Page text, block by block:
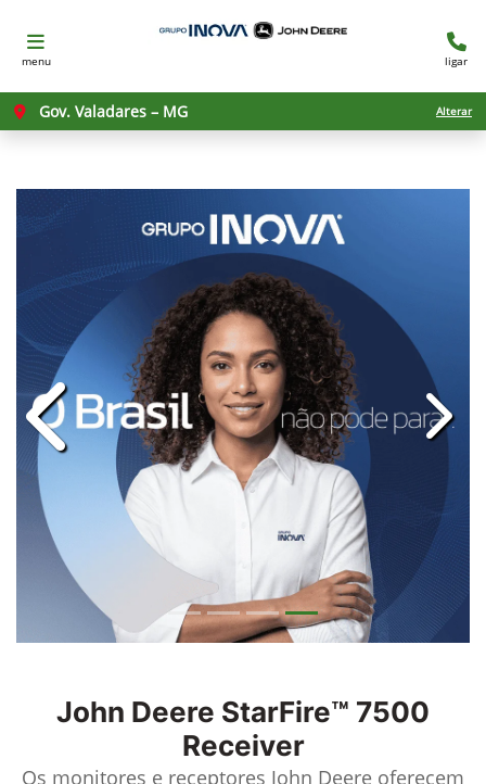
menu ligar
Gov. Valadares – MG Alterar
templates.template-
John Deere StarFire™ 7500
Receiver
Os monitores e receptores John Deere oferecem